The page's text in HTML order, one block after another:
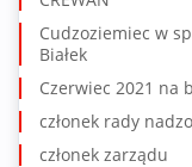
Cudzoziemiec w
Białek
Czerwiec 2021 na
członek rady
członek zarządu